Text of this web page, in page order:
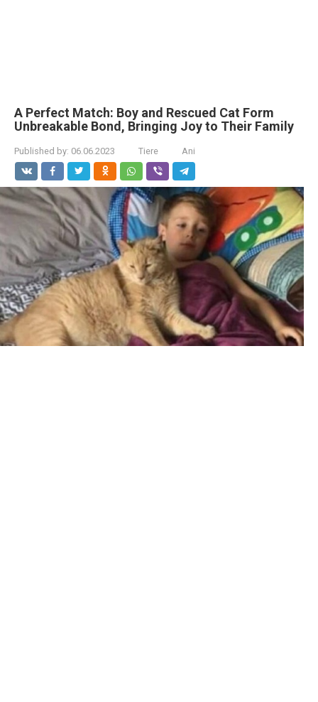
A Perfect Match: Boy and Rescued Cat Form
Unbreakable Bond, Bringing Joy to Their Family
Published by: 06.06.2023 Tiere Ani